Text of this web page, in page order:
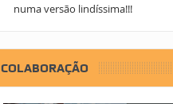
numa versão lindíssima!!!
COLABORAÇÃO